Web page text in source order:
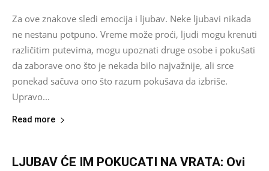
Za ove znakove sledi emocija i ljubav. Neke ljubavi nikada
ne nestanu potpuno. Vreme može proći, ljudi mogu krenuti
različitim putevima, mogu upoznati druge osobe i pokušati
da zaborave ono što je nekada bilo najvažnije, ali srce
ponekad sačuva ono što razum pokušava da izbriše.
Upravo...
Read more
LJUBAV ĆE IM POKUCATI NA VRATA: Ovi